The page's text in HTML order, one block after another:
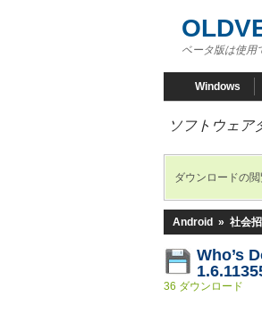
ベータ版は使用
Windows
ソフトウェア
ダウンロードの
Android » 社会
Who’s
36 ダウンロード